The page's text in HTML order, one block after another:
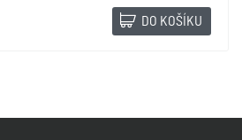
DO KOŠÍKU